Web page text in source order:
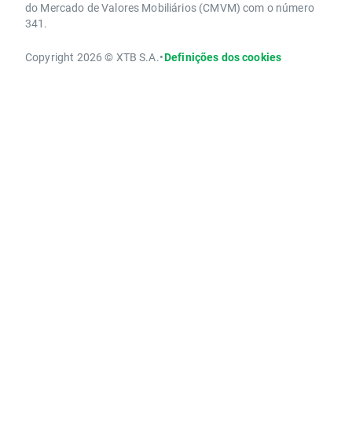
do Mercado de Valores Mobiliários (CMVM) com o número
341.
Copyright 2026 © XTB S.A.•Definições dos cookies